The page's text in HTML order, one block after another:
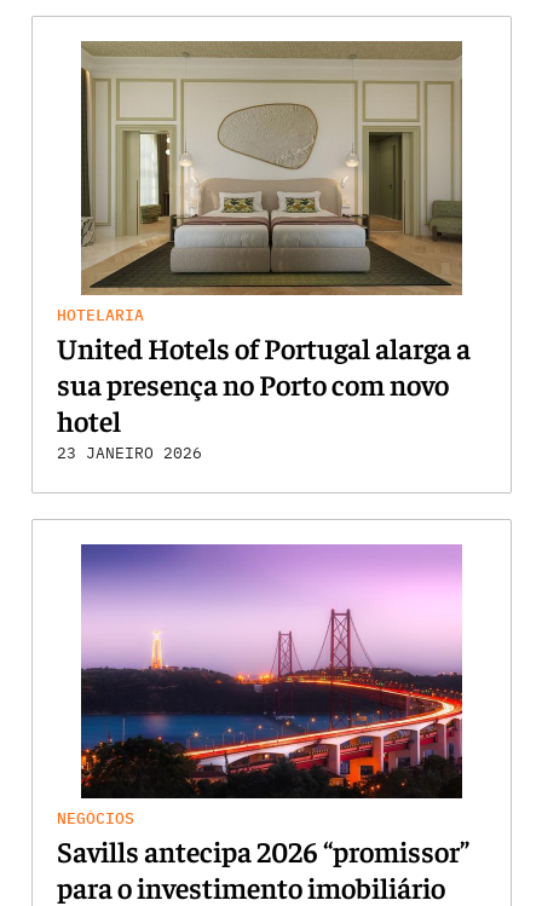
HOTELARIA
United Hotels of Portugal alarga a
sua presença no Porto com novo
hotel
23 JANEIRO 2026
NEGÓCIOS
Savills antecipa 2026 “promissor”
para o investimento imobiliário